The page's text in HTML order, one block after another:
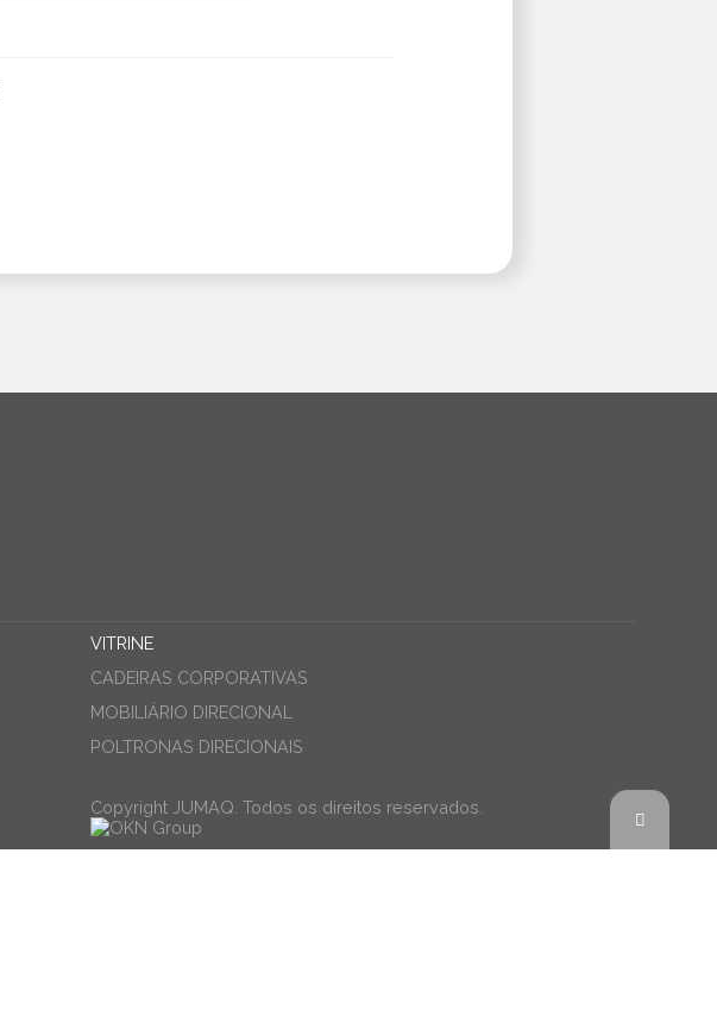
VITRINE
CADEIRAS CORPORATIVAS
MOBILIÁRIO DIRECIONAL
POLTRONAS DIRECIONAIS
Copyright JUMAQ. Todos os direitos reservados.